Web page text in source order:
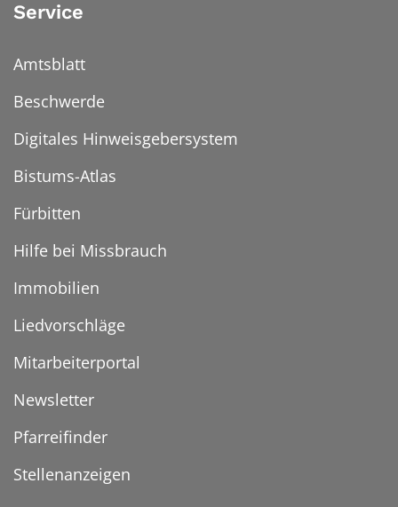
Service
Amtsblatt
Beschwerde
Digitales Hinweisgebersystem
Bistums-Atlas
Fürbitten
Hilfe bei Missbrauch
Immobilien
Liedvorschläge
Mitarbeiterportal
Newsletter
Pfarreifinder
Stellenanzeigen